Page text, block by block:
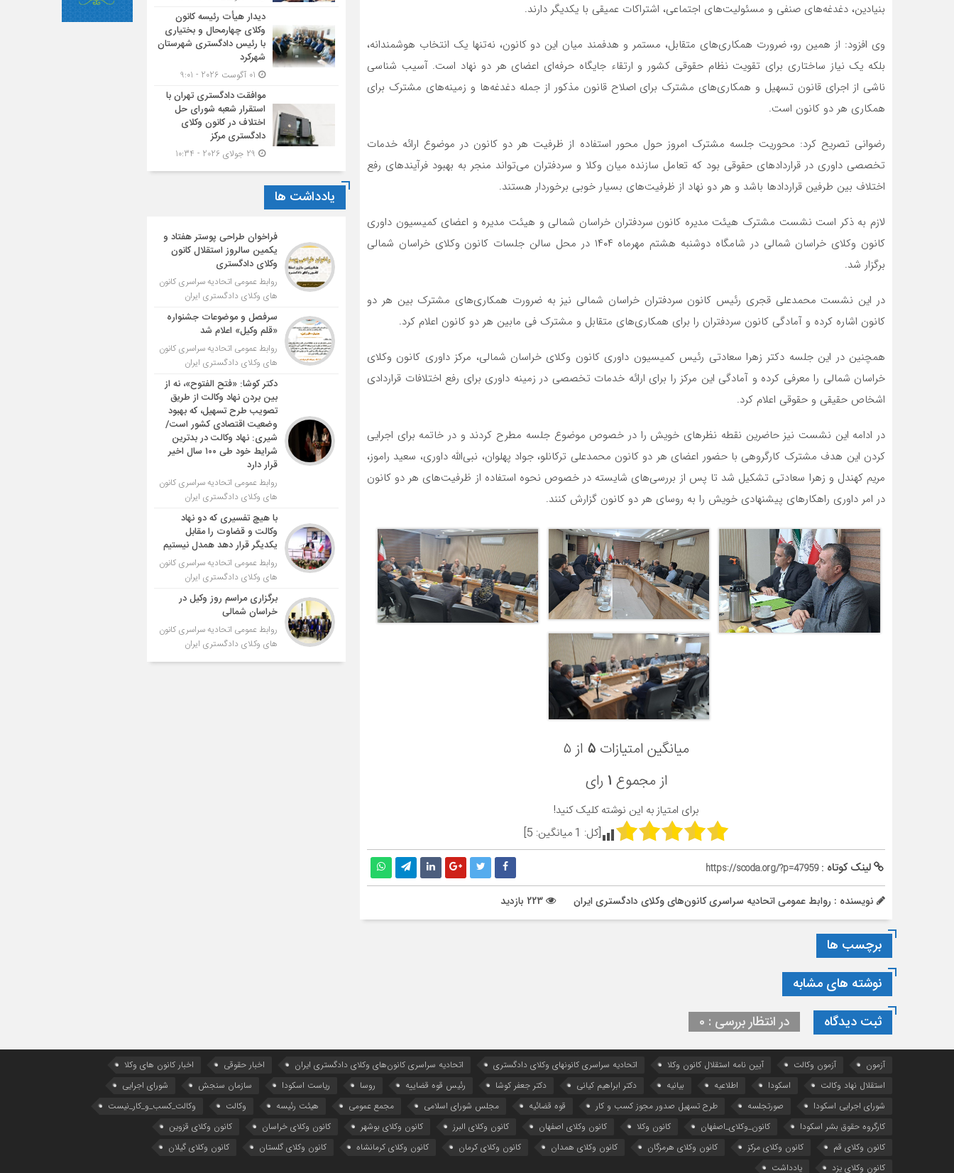
بنیادین، دغدغه‌های صنفی و مسئولیت‌های اجتماعی، اشتراکات عمیقی با یکدیگر دارند.
وی افزود: از همین رو، ضرورت همکاری‌های متقابل، مستمر و هدفمند میان این دو کانون، نه‌تنها یک انتخاب هوشمندانه،
بلکه یک نیاز ساختاری برای تقویت نظام حقوقی کشور و ارتقاء جایگاه حرفه‌ای اعضای هر دو نهاد است. آسیب شناسی
ناشی از اجرای قانون تسهیل و همکاری‌های مشترک برای اصلاح قانون مذکور از جمله دغدغه‌ها و زمینه‌های مشترک برای
همکاری هر دو کانون است.
رضوانی تصریح کرد: محوریت جلسه مشترک امروز حول محور استفاده از ظرفیت هر دو کانون در موضوع ارائه خدمات
تخصصی داوری در قراردادهای حقوقی بود که تعامل سازنده میان وکلا و سردفتران می‌تواند منجر به بهبود فرآیندهای رفع
اختلاف بین طرفین قراردادها باشد و هر دو نهاد از ظرفیت‌های بسیار خوبی برخوردار هستند.
لازم به ذکر است نشست مشترک هیئت مدیره کانون سردفتران خراسان شمالی و هیئت مدیره و اعضای کمیسیون داوری
کانون وکلای خراسان شمالی در شامگاه دوشنبه هشتم مهرماه ۱۴۰۴ در محل سالن جلسات کانون وکلای خراسان شمالی
برگزار شد.
در این نشست محمدعلی قجری رئیس کانون سردفتران خراسان شمالی نیز به ضرورت همکاری‌های مشترک بین هر دو
کانون اشاره کرده و آمادگی کانون سردفتران را برای همکاری‌های متقابل و مشترک فی مابین هر دو کانون اعلام کرد.
همچنین در این جلسه دکتر زهرا سعادتی رئیس کمیسیون داوری کانون وکلای خراسان شمالی، مرکز داوری کانون وکلای
خراسان شمالی را معرفی کرده و آمادگی این مرکز را برای ارائه خدمات تخصصی در زمینه داوری برای رفع اختلافات قراردادی
اشخاص حقیقی و حقوقی اعلام کرد.
در ادامه این نشست نیز حاضرین نقطه نظرهای خویش را در خصوص موضوع جلسه مطرح کردند و در خاتمه برای اجرایی
کردن این هدف مشترک کارگروهی با حضور اعضای هر دو کانون محمدعلی ترکانلو، جواد پهلوان، نبی‌الله داوری، سعید راموز،
مریم کهندل و زهرا سعادتی تشکیل شد تا پس از بررسی‌های شایسته در خصوص نحوه استفاده از ظرفیت‌های هر دو کانون
در امر داوری راهکارهای پیشنهادی خویش را به روسای هر دو کانون گزارش کنند.
میانگین امتیازات ۵ از ۵
از مجموع ۱ رای
برای امتیاز به این نوشته کلیک کنید!
[کل: 1 میانگین: 5
]
لینک کوتاه :https://scoda.org/?p=47959
نویسنده : روابط عمومی اتحادیه سراسری کانون‌های وکلای دادگستری ایران
برچسب ها
نوشته های مشابه
ثبت دیدگاه
در انتظار بررسی : 0
دیدار هیأت رئیسه کانون
وکلای چهارمحال و بختیاری
با رئیس دادگستری شهرستان
شهرکرد
موافقت دادگستری تهران با
استقرار شعبه شورای حل
اختلاف در کانون وکلای
دادگستری مرکز
یادداشت ها
فراخوان طراحی پوستر هفتاد و
یکمین سالروز استقلال کانون
وکلای دادگستری
روابط عمومی اتحادیه سراسری کانون
های وکلای دادگستری ایران
سرفصل و موضوعات جشنواره
«قلم وکیل» اعلام شد
روابط عمومی اتحادیه سراسری کانون
های وکلای دادگستری ایران
دکتر کوشا: «فتح الفتوح»، نه از
بین بردن نهاد وکالت از طریق
تصویب طرح تسهیل، که بهبود
وضعیت اقتصادی کشور است/
شیری: نهاد وکالت در بدترین
شرایط خود طی ۱۰۰ سال اخیر
قرار دارد
روابط عمومی اتحادیه سراسری کانون
های وکلای دادگستری ایران
با هیچ تفسیری که دو نهاد
وکالت و قضاوت را مقابل
یکدیگر قرار دهد همدل نیستیم
روابط عمومی اتحادیه سراسری کانون
های وکلای دادگستری ایران
برگزاری مراسم روز وکیل در
خراسان شمالی
روابط عمومی اتحادیه سراسری کانون
های وکلای دادگستری ایران
آزمون آزمون وکالت آیین ‌نامه استقلال کانون وکلا اتحادیه سراسری کانونهای وکلای دادگستری اتحادیه سراسری کانون‌های وکلای دادگستری ایران اخبار حقوقی
اخبار کانون های وکلا
استقلال نهاد وکالت
اسکودا اطلاعیه بیانیه دکتر ابراهیم کیانی دکتر جعفر کوشا رئیس قوه قضاییه روسا ریاست اسکودا سازمان سنجش
شورای اجرایی
شورای اجرایی اسکودا
صورتجلسه طرح تسهیل صدور مجوز کسب و کار قوه قضائیه مجلس شورای اسلامی مجمع عمومی هیئت رئیسه وکالت
وکالت_کسب_و_کار_نیست
کارگروه حقوق بشر اسکودا
کانون_وکلای_اصفهان کانون وکلا کانون وکلای اصفهان کانون وکلای البرز کانون وکلای بوشهر کانون وکلای خراسان
کانون وکلای قزوین
کانون وکلای قم
کانون وکلای مرکز کانون وکلای هرمزگان کانون وکلای همدان کانون وکلای کرمان کانون وکلای کرمانشاه کانون وکلای گلستان
کانون وکلای گیلان
کانون وکلای یزد
یادداشت